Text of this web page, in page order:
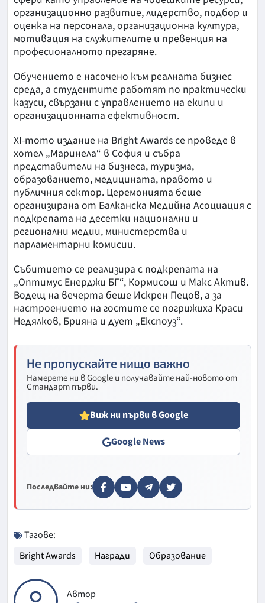
организационно развитие, лидерство, подбор и
оценка на персонала, организационна култура,
мотивация на служителите и превенция на
професионалното прегаряне.
Обучението е насочено към реалната бизнес
среда, а студентите работят по практически
казуси, свързани с управлението на екипи и
организационната ефективност.
XI-тото издание на Bright Awards се проведе в
хотел „Маринела“ в София и събра
представители на бизнеса, туризма,
образованието, медицината, правото и
публичния сектор. Церемонията беше
организирана от Балканска Медийна Асоциация с
подкрепата на десетки национални и
регионални медии, министерства и
парламентарни комисии.
Събитието се реализира с подкрепата на
„Оптимус Енерджи БГ“, Кормисош и Макс Актив.
Водещ на вечерта беше Искрен Пецов, а за
настроението на гостите се погрижиха Краси
Недялков, Брияна и дует „Експоуз“.
Не пропускайте нищо важно
Намерете ни в Google и получавайте най-новото от
Стандарт първи.
Виж ни първи в Google
Google News
Последвайте ни:
Тагове:
Bright Awards
Награди Образование
Автор